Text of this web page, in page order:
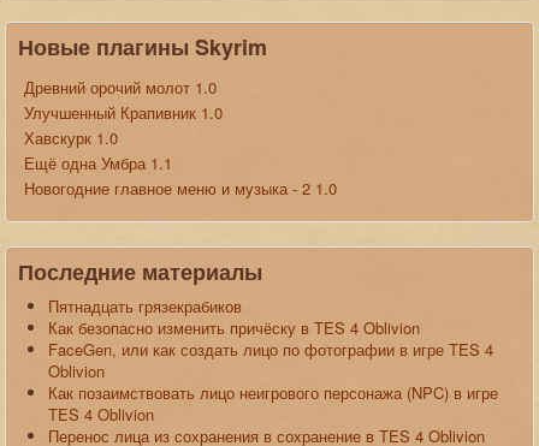
Новые плагины Skyrim
Древний орочий молот 1.0
Улучшенный Крапивник 1.0
Хавскурк 1.0
Ещё одна Умбра 1.1
Новогодние главное меню и музыка - 2 1.0
Последние материалы
Пятнадцать грязекрабиков
Как безопасно изменить причёску в TES 4 Oblivion
FaceGen, или как создать лицо по фотографии в игре TES 4
Oblivion
Как позаимствовать лицо неигрового персонажа (NPC) в игре
TES 4 Oblivion
Перенос лица из сохранения в сохранение в TES 4 Oblivion